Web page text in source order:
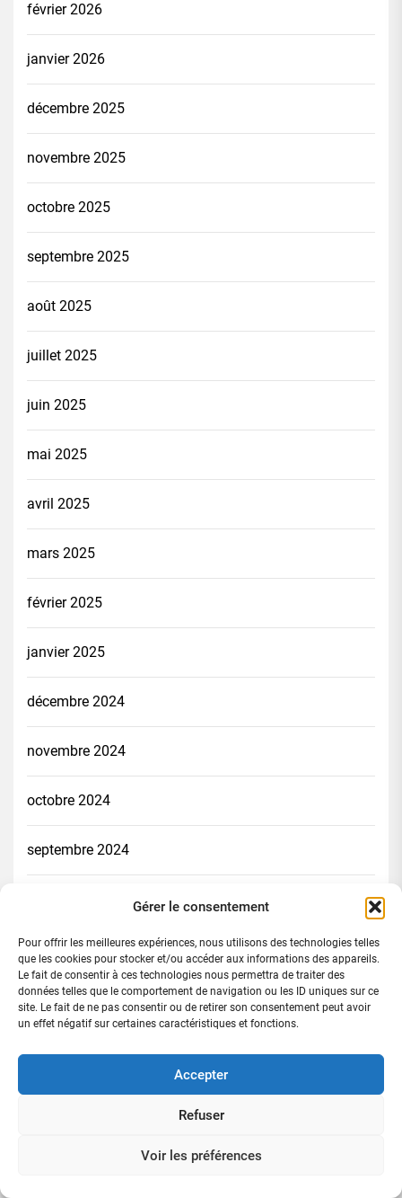
Gérer le consentement
Pour offrir les meilleures expériences, nous utilisons des technologies telles
que les cookies pour stocker et/ou accéder aux informations des appareils.
Le fait de consentir à ces technologies nous permettra de traiter des
données telles que le comportement de navigation ou les ID uniques sur ce
site. Le fait de ne pas consentir ou de retirer son consentement peut avoir
un effet négatif sur certaines caractéristiques et fonctions.
Accepter
Refuser
Voir les préférences
février 2026
janvier 2026
décembre 2025
novembre 2025
octobre 2025
septembre 2025
août 2025
juillet 2025
juin 2025
mai 2025
avril 2025
mars 2025
février 2025
janvier 2025
décembre 2024
novembre 2024
octobre 2024
septembre 2024
juillet 2024
juillet 2022